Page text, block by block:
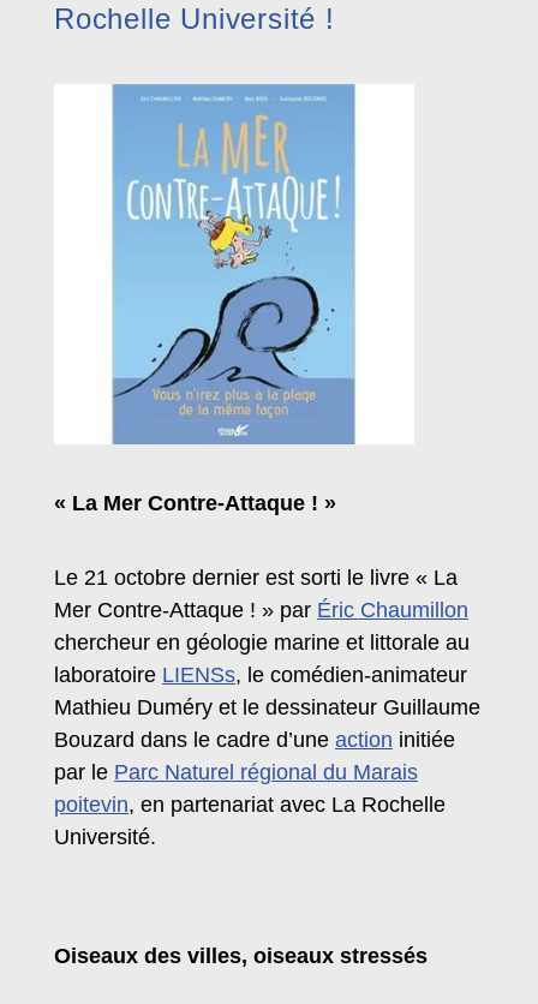
Rochelle Université !
« La Mer Contre-Attaque ! »
Le 21 octobre dernier est sorti le livre « La
Mer Contre-Attaque ! » par Éric Chaumillon
chercheur en géologie marine et littorale au
laboratoire LIENSs, le comédien-animateur
Mathieu Duméry et le dessinateur Guillaume
Bouzard dans le cadre d’une action initiée
par le Parc Naturel régional du Marais
poitevin, en partenariat avec La Rochelle
Université.
Oiseaux des villes, oiseaux stressés